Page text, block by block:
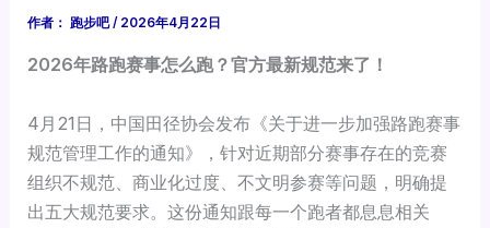
作者： 跑步吧/ 2026年4月22日
2026年路跑赛事怎么跑？官方最新规范来了！
4月21日，中国田径协会发布《关于进一步加强路跑赛事
规范管理工作的通知》，针对近期部分赛事存在的竞赛
组织不规范、商业化过度、不文明参赛等问题，明确提
出五大规范要求。这份通知跟每一个跑者都息息相关